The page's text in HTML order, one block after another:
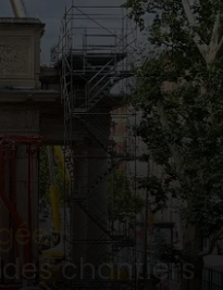
chantiers